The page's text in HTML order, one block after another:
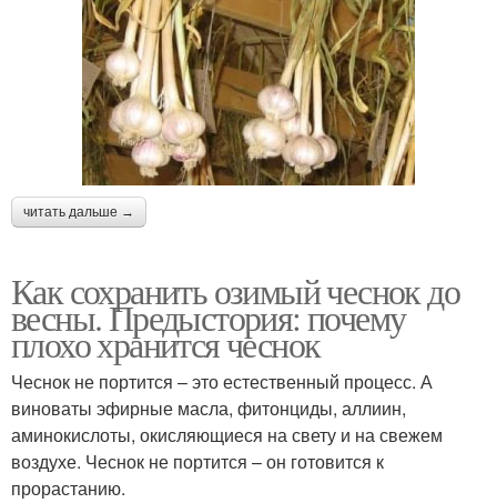
читать дальше →
Как сохранить озимый чеснок до
весны. Предыстория: почему
плохо хранится чеснок
Чеснок не портится – это естественный процесс. А
виноваты эфирные масла, фитонциды, аллиин,
аминокислоты, окисляющиеся на свету и на свежем
воздухе. Чеснок не портится – он готовится к
прорастанию.